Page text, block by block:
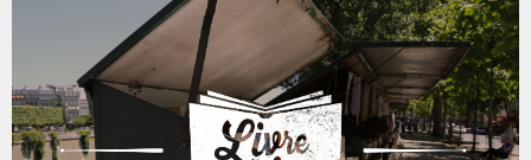
principal
LIVRE SA VIE